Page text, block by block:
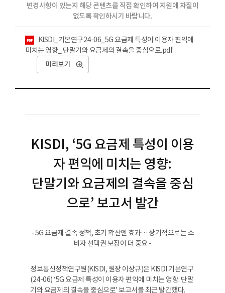
변경사항이 있는지 해당 콘텐츠를 직접 확인하여 지원에 차질이
없도록 확인하시기 바랍니다.
KISDI_기본연구24-06_5G 요금제 특성이 이용자 편익에
미치는 영향_ 단말기와 요금제의 결속을 중심으로.pdf
미리보기
KISDI, ‘5G 요금제 특성이 이용
자 편익에 미치는 영향:
단말기와 요금제의 결속을 중심
으로’ 보고서 발간
- 5G 요금제 결속 정책, 초기 확산엔 효과… 장기적으로는 소
비자 선택권 보장이 더 중요 -
정보통신정책연구원(KISDI, 원장 이상규)은 KISDI 기본연구
(24-06) ‘5G 요금제 특성이 이용자 편익에 미치는 영향: 단말
기와 요금제의 결속을 중심으로’ 보고서를 최근 발간했다.